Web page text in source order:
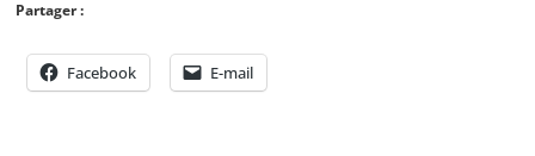
Partager :
Facebook E-mail